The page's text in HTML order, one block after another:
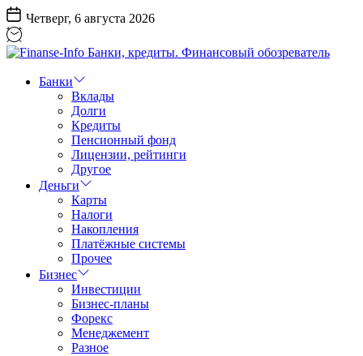
Перейти
к
содержанию
Четверг, 6 августа 2026
Info
Финансовый
обозреватель
Банки
Вклады
Долги
Кредиты
Пенсионный фонд
Лицензии, рейтинги
Другое
Деньги
Карты
Налоги
Накопления
Платёжные системы
Прочее
Бизнес
Инвестиции
Бизнес-планы
Форекс
Менеджемент
Разное